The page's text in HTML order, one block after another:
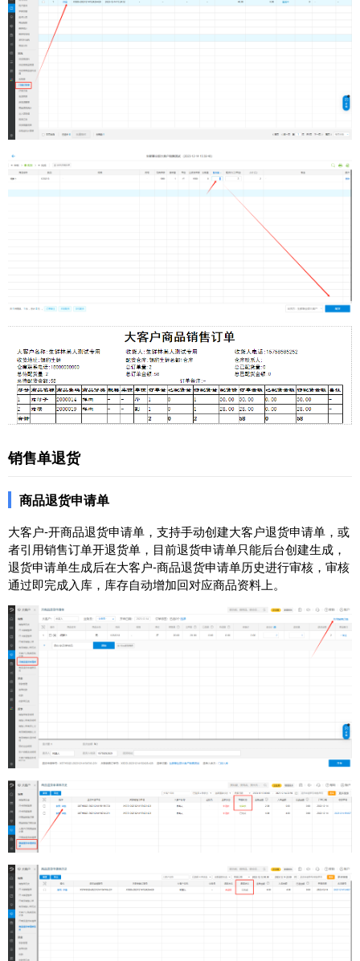
销售单退货
商品退货申请单
大客户-开商品退货申请单，支持手动创建大客户退货申请单，或
者引用销售订单开退货单，目前退货申请单只能后台创建生成，
退货申请单生成后在大客户-商品退货申请单历史进行审核，审核
通过即完成入库，库存自动增加回对应商品资料上。